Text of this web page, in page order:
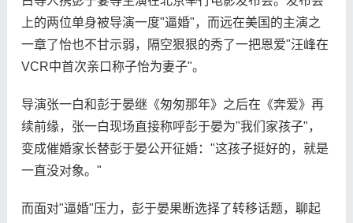
上的两位单身被导演一度"逼婚"，而远在美国的主演之
一章了怡也不甘示弱，隔空狠狠的秀了一把恩爱"汪峰在
VCR中首次亲口称子怡为妻子"。
导演张一白和彭于晏继《匆匆那年》之后在《奔爱》再
续前缘，张一白现场直接称呼彭于晏为"我们家孩子"，
变成催婚家长替彭于晏公开征婚："这孩子挺好的，就是
一直没对象。"
而面对"逼婚"压力，彭于晏果断选择了转移话题，聊起